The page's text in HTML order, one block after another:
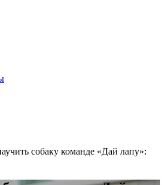
собаку команде «Дай лапу»: